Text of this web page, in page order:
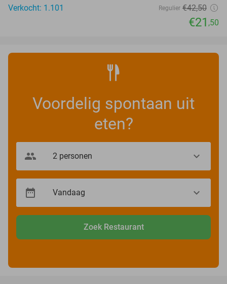
Verkocht: 1.101
Regulier €42,50
€21 ,50
Voordelig spontaan uit
eten?
Zoek Restaurant